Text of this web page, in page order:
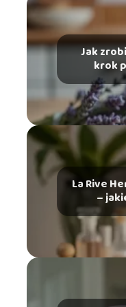
Jak
krok
La Rive
–